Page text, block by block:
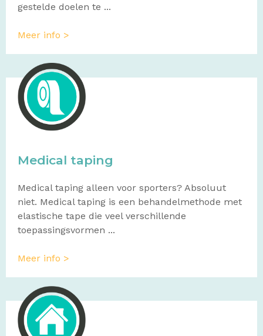
gestelde doelen te ...
Meer info >
Medical taping
Medical taping alleen voor sporters? Absoluut
niet. Medical taping is een behandelmethode met
elastische tape die veel verschillende
toepassingsvormen ...
Meer info >